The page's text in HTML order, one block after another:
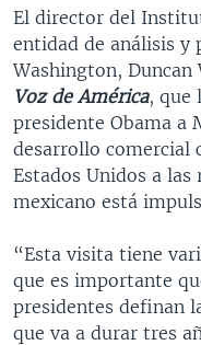
El director del
entidad de análisis y
Washington,
Voz de América, que
presidente Obama a
desarrollo comercial
Estados Unidos a
mexicano está
“Esta visita tiene
que es importante
presidentes definan
que va a durar tres